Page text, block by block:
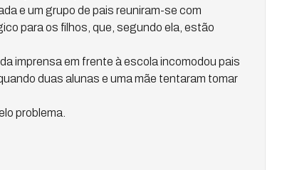
e um grupo de pais reuniram-se com
para os filhos, que, segundo ela, estão
imprensa em frente à escola incomodou pais
duas alunas e uma mãe tentaram tomar
problema.